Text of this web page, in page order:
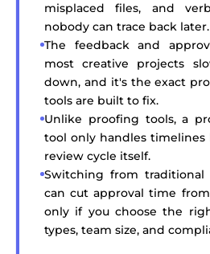
misplaced files, and
nobody can trace back later.
The feedback and
most creative projects
down, and it's the exact
tools are built to fix.
Unlike proofing tools, a
tool only handles
review cycle itself.
Switching from
can cut approval time
only if you choose the
types, team size, and